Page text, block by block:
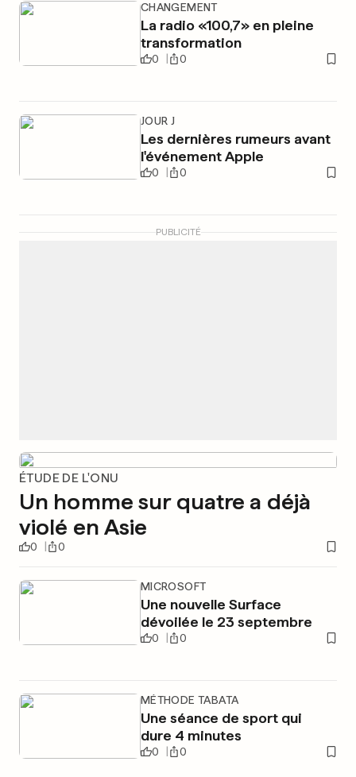
CHANGEMENT
La radio «100,7» en pleine
transformation
0 0
JOUR J
Les dernières rumeurs avant
l'événement Apple
0 0
PUBLICITÉ
ÉTUDE DE L'ONU
Un homme sur quatre a déjà
violé en Asie
0 0
MICROSOFT
Une nouvelle Surface
dévoilée le 23 septembre
0 0
MÉTHODE TABATA
Une séance de sport qui
dure 4 minutes
0 0